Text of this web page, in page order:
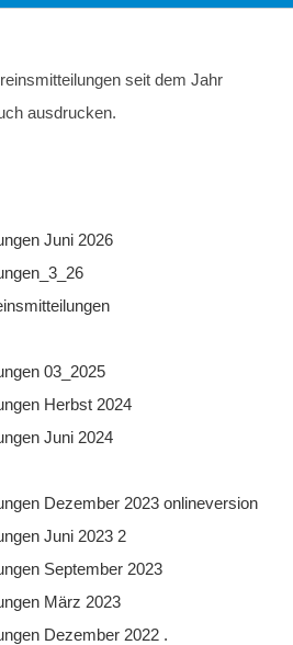
seit dem Jahr
ausdrucken.
Juni 2026
03_2025
Herbst 2024
Juni 2024
Dezember 2023 onlineversion
Juni 2023 2
September 2023
März 2023
Dezember 2022 .